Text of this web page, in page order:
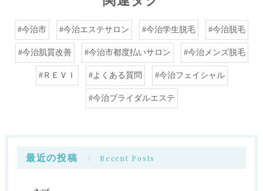
#今治市 #今治エステサロン #今治学生脱毛 #今治脱毛
#今治肌質改善 #今治市都度払いサロン #今治メンズ脱毛
#ＲＥＶＩ #よくある質問 #今治フェイシャル
#今治ブライダルエステ
最近の投稿 Recent Posts